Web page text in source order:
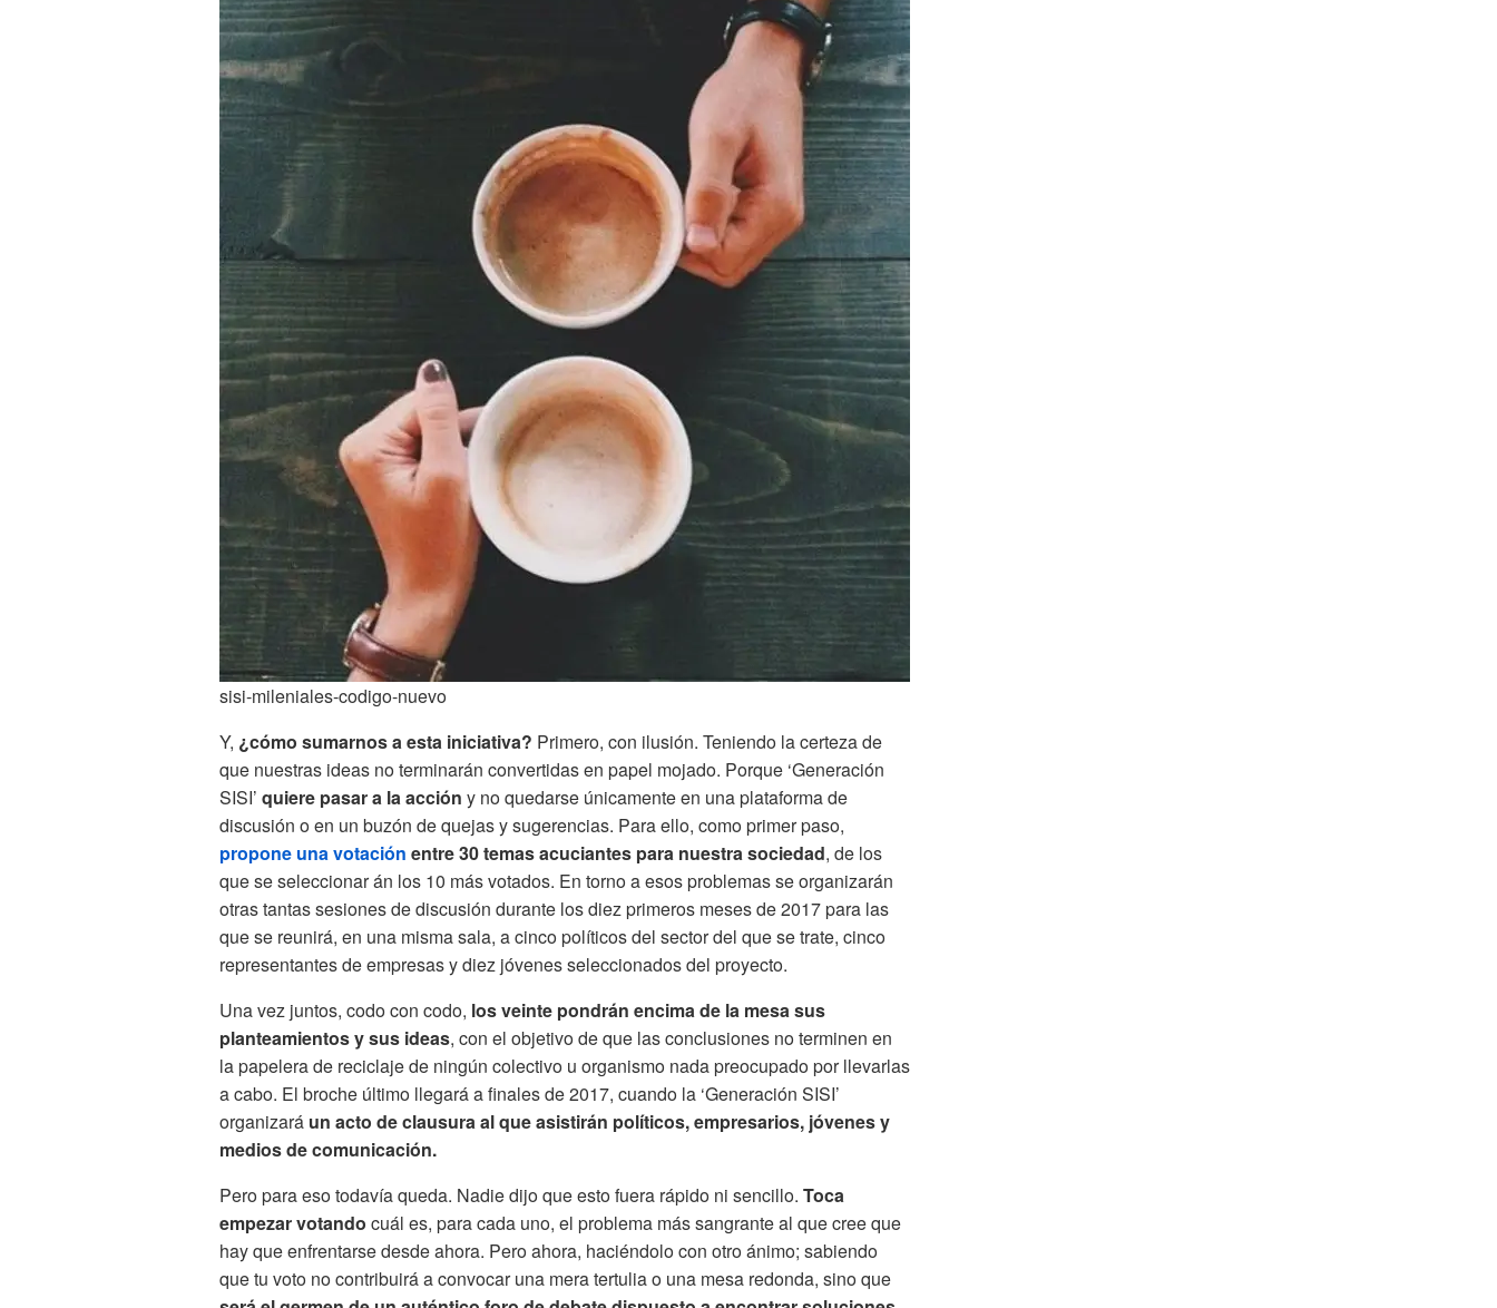
sisi-mileniales-codigo-nuevo
Y, ¿cómo sumarnos a esta iniciativa? Primero, con ilusión. Teniendo la certeza de
que nuestras ideas no terminarán convertidas en papel mojado. Porque ‘Generación
SISI’ quiere pasar a la acción y no quedarse únicamente en una plataforma de
discusión o en un buzón de quejas y sugerencias. Para ello, como primer paso,
propone una votación entre 30 temas acuciantes para nuestra sociedad, de los
que se seleccionar án los 10 más votados. En torno a esos problemas se organizarán
otras tantas sesiones de discusión durante los diez primeros meses de 2017 para las
que se reunirá, en una misma sala, a cinco políticos del sector del que se trate, cinco
representantes de empresas y diez jóvenes seleccionados del proyecto.
Una vez juntos, codo con codo, los veinte pondrán encima de la mesa sus
planteamientos y sus ideas, con el objetivo de que las conclusiones no terminen en
la papelera de reciclaje de ningún colectivo u organismo nada preocupado por llevarlas
a cabo. El broche último llegará a finales de 2017, cuando la ‘Generación SISI’
organizará un acto de clausura al que asistirán políticos, empresarios, jóvenes y
medios de comunicación.
Pero para eso todavía queda. Nadie dijo que esto fuera rápido ni sencillo. Toca
empezar votando cuál es, para cada uno, el problema más sangrante al que cree que
hay que enfrentarse desde ahora. Pero ahora, haciéndolo con otro ánimo; sabiendo
que tu voto no contribuirá a convocar una mera tertulia o una mesa redonda, sino que